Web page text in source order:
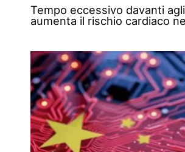
Tempo eccessivo davanti
aumenta il rischio cardiaco